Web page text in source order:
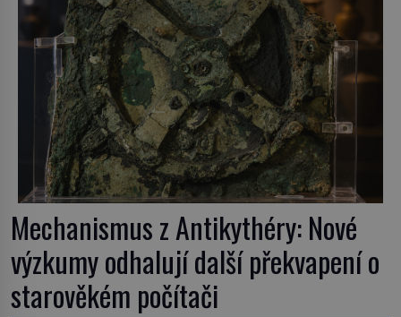
Mechanismus z Antikythéry: Nové
výzkumy odhalují další překvapení o
starověkém počítači